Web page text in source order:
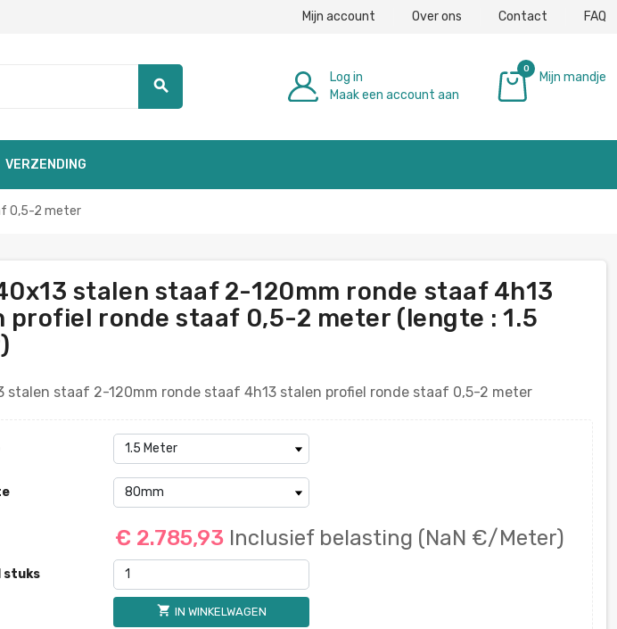
Mijn account Over ons Contact FAQ
search
Log in
Maak een account aan
0
Mijn mandje
VERZENDING
0,5-2 meter
stalen staaf 2-120mm ronde staaf 4h13
profiel ronde staaf 0,5-2 meter (lengte : 1.5
stalen staaf 2-120mm ronde staaf 4h13 stalen profiel ronde staaf 0,5-2 meter
€ 2.785,93 Inclusief belasting (NaN €/Meter)
stuks
shopping_cart IN WINKELWAGEN